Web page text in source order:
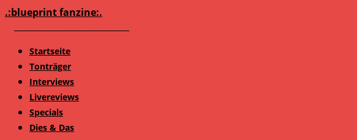
Zum
.:blueprint fanzine:.
Startseite
Tonträger
Interviews
Livereviews
Specials
Dies & Das